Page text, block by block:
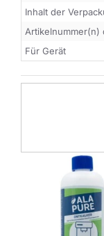
Inhalt der
Artikelnummer(n)
Für Gerät